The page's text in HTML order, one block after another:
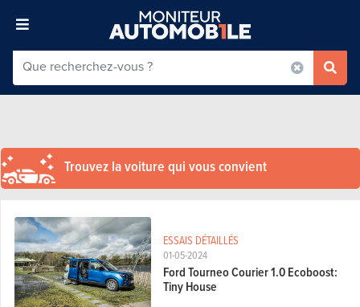
Trouvez la voiture qui vous convient
01-05-2024
ESSAIS DÉTAILLÉS
Ford Tourneo Courier 1.0 Ecoboost:
Tiny House